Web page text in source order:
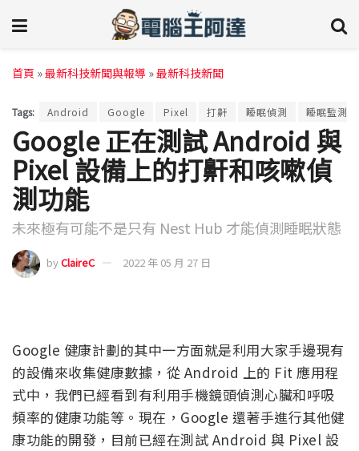
首頁 »最新科技新聞與報導 »最新科技新聞
Tags: Android Google Pixel 打鼾 睡眠偵測 睡眠監測
Google 正在測試 Android 與
Pixel 設備上的打鼾和咳嗽偵
測功能
未來極有可能不是只有 Nest Hub 才能偵測睡眠狀態
byClaireC 2022 年 05 月 27 日
Google 健康計劃的其中一方面就是利用大家手邊現有
的設備來收集健康數據，從 Android 上的 Fit 應用程
式中，我們已經看到有利用手機鏡頭偵測心臟和呼吸
頻率的健康功能等。現在，Google 還著手進行其他健
康功能的開發，目前已經在測試 Android 與 Pixel 設